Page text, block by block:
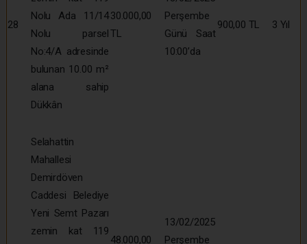
28
Nolu Ada 11/14
Nolu parsel
No:4/A adresinde
bulunan 10.00 m²
alana sahip
Dükkân
30.000,00
TL
Perşembe
Günü Saat
10:00’da
900,00 TL 3 Yıl
Selahattin
Mahallesi
Demirdöven
Caddesi Belediye
Yeni Semt Pazarı
zemin kat 119
48.000,00
13/02/2025
Perşembe